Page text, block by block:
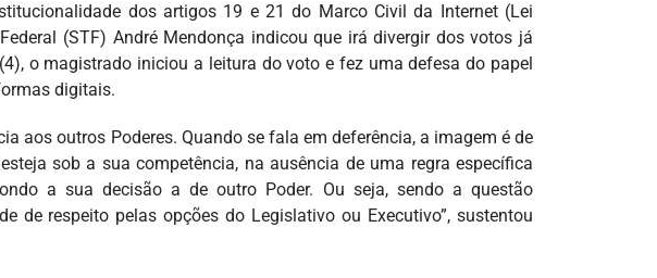
dos artigos 19 e 21 do Marco Civil da Internet (Lei
(STF) André Mendonça indicou que irá divergir dos votos já
o magistrado iniciou a leitura do voto e fez uma defesa do papel
digitais.
aos outros Poderes. Quando se fala em deferência, a imagem é de
sob a sua competência, na ausência de uma regra específica
a sua decisão a de outro Poder. Ou seja, sendo a questão
de respeito pelas opções do Legislativo ou Executivo”, sustentou